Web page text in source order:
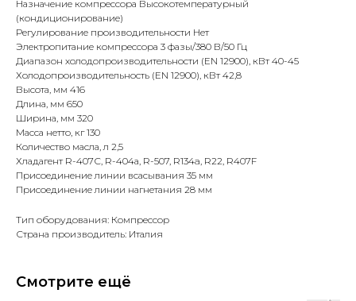
Назначение компрессора Высокотемпературный
(кондиционирование)
Регулирование производительности Нет
Электропитание компрессора 3 фазы/380 В/50 Гц
Диапазон холодопроизводительности (EN 12900), кВт 40-45
Холодопроизводительность (EN 12900), кВт 42,8
Высота, мм 416
Длина, мм 650
Ширина, мм 320
Масса нетто, кг 130
Количество масла, л 2,5
Хладагент R-407С, R-404а, R-507, R134a, R22, R407F
Присоединение линии всасывания 35 мм
Присоединение линии нагнетания 28 мм
Тип оборудования: Компрессор
Страна производитель: Италия
Смотрите ещё